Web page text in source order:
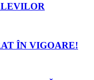
ÎN VIGOARE!